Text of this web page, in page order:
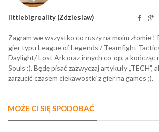
littlebigreality (Zdzieslaw)
Zagram we wszystko co ruszy na moim złomie !
gier typu League of Legends / Teamfight
Daylight/ Lost Ark oraz innych co-op, a kończąc
Souls :). Będę pisać zazwyczaj artykuły „TECH”,
zarzucić czasem ciekawostki z gier na games ;).
MOŻE CI SIĘ SPODOBAĆ